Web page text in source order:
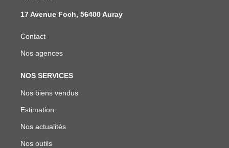
17 Avenue Foch, 56400 Auray
Contact
Nos agences
NOS SERVICES
Nos biens vendus
Estimation
Nos actualités
Nos outils